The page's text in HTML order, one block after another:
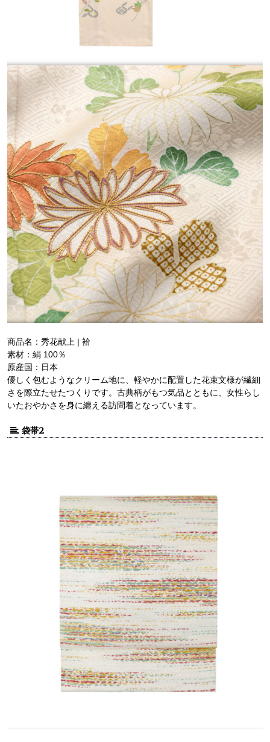
商品名：秀花献上 | 袷
素材：絹 100％
原産国：日本
優しく包むようなクリーム地に、軽やかに配置した花束文様が繊細
さを際立たせたつくりです。古典柄がもつ気品とともに、女性らし
いたおやかさを身に纏える訪問着となっています。
袋帯2